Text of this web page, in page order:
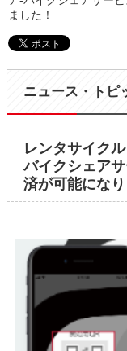
ました！
ニュース・トピ
レンタサイク
バイクシェア
済が可能になり